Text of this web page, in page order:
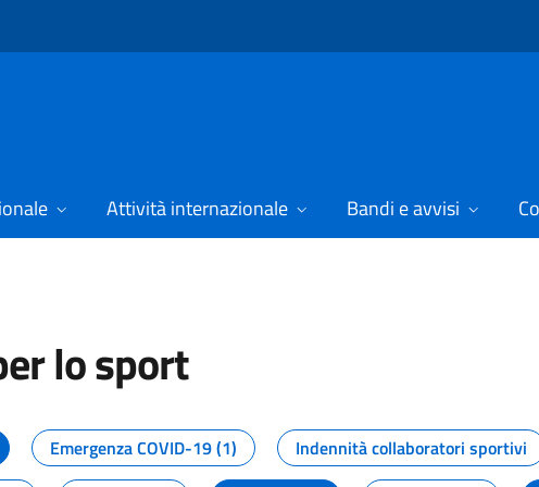
Attività internazionale Bandi e avvisi
lo sport
dal Dipartimento per lo sport
Emergenza COVID-19 (1) Indennità collaboratori sportivi